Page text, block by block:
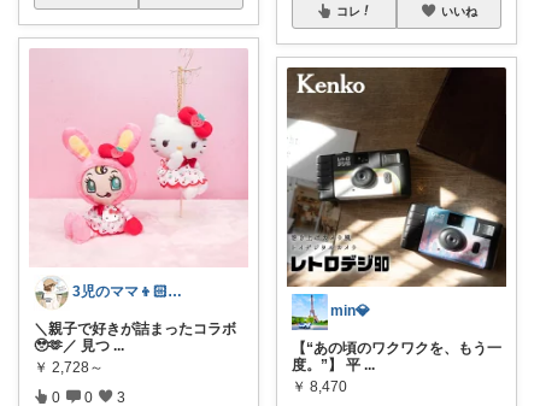
3児のママ👦🏻👦🏻👧🏻
＼親子で好きが詰まったコラボ
🥹🫶／ 見つ ...
￥ 2,728～
0 0 3
コレ いいね
min💎
【“あの頃のワクワクを、もう一
度。”】 平 ...
￥ 8,470